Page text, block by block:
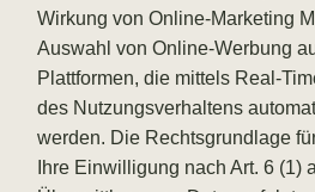
Wirkung von Online-Marketing
Auswahl von Online-Werbung
Plattformen, die mittels Real-
des Nutzungsverhaltens
werden. Die Rechtsgrundlage
Ihre Einwilligung nach Art. 6 (1)